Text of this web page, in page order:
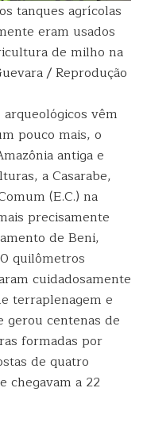
tanques agrícolas
eram usados
de milho na
/ Reprodução
vêm
pouco mais, o
antiga e
a Casarabe,
(E.C.) na
precisamente
de Beni,
quilômetros
cuidadosamente
terraplenagem e
gerou centenas de
formadas por
de quatro
chegavam a 22